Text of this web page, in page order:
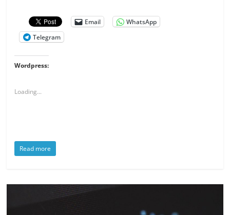
Email
WhatsApp
Telegram
Wordpress:
Loading...
Read more